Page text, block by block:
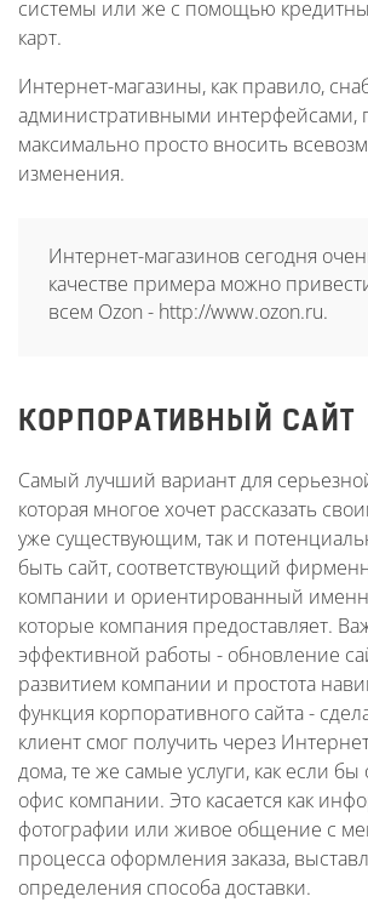
системы или же с помощью
карт.
Интернет-магазины, как правило,
административными
максимально просто вносить
изменения.
Интернет-магазинов сегодня
качестве примера можно
всем Ozon - http://www.ozon.ru.
КОРПОРАТИВНЫЙ САЙТ
Самый лучший вариант для
которая многое хочет рассказать
уже существующим, так и
быть сайт, соответствующий
компании и ориентированный
которые компания предоставляет.
эффективной работы - обновление
развитием компании и простота
функция корпоративного сайта -
клиент смог получить через
дома, те же самые услуги, как если
офис компании. Это касается как
фотографии или живое общение с
процесса оформления заказа,
определения способа доставки.